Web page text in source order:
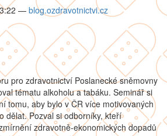
— blog.ozdravotnictvi.cz
pro zdravotnictví Poslanecké sněmovny
tématu alkoholu a tabáku. Seminář si
tomu, aby bylo v ČR více motivovaných
dělat. Pozval si odborníky, kteří
zdravotně-ekonomických dopadů